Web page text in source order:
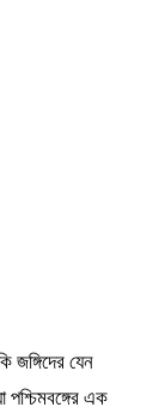
জঙ্গিদের যেন
এক